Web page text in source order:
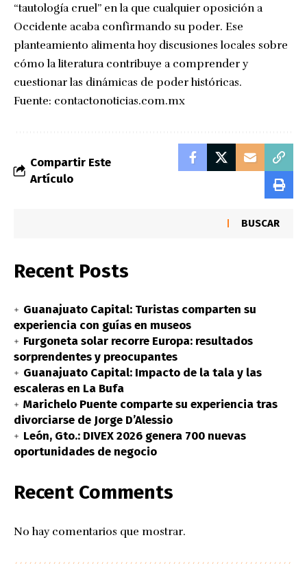
“tautología cruel” en la que cualquier oposición a
Occidente acaba confirmando su poder. Ese
planteamiento alimenta hoy discusiones locales sobre
cómo la literatura contribuye a comprender y
cuestionar las dinámicas de poder históricas.
Fuente: contactonoticias.com.mx
Compartir Este
Artículo
BUSCAR
Recent Posts
Guanajuato Capital: Turistas comparten su
experiencia con guías en museos
Furgoneta solar recorre Europa: resultados
sorprendentes y preocupantes
Guanajuato Capital: Impacto de la tala y las
escaleras en La Bufa
Marichelo Puente comparte su experiencia tras
divorciarse de Jorge D’Alessio
León, Gto.: DIVEX 2026 genera 700 nuevas
oportunidades de negocio
Recent Comments
No hay comentarios que mostrar.